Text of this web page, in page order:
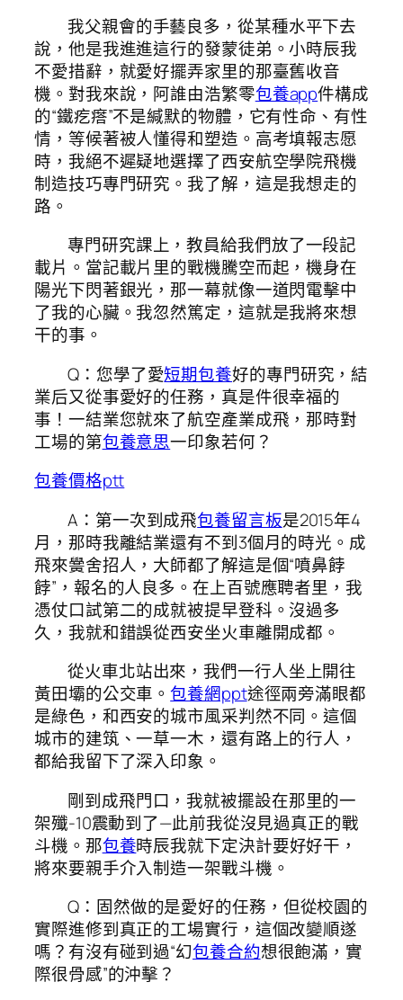
我父親會的手藝良多，從某種水平下去
說，他是我進進這行的發蒙徒弟。小時辰我
不愛措辭，就愛好擺弄家里的那臺舊收音
機。對我來說，阿誰由浩繁零包養app件構成
的“鐵疙瘩”不是緘默的物體，它有性命、有性
情，等候著被人懂得和塑造。高考填報志愿
時，我絕不遲疑地選擇了西安航空學院飛機
制造技巧專門研究。我了解，這是我想走的
路。
專門研究課上，教員給我們放了一段記
載片。當記載片里的戰機騰空而起，機身在
陽光下閃著銀光，那一幕就像一道閃電擊中
了我的心臟。我忽然篤定，這就是我將來想
干的事。
Q：您學了愛短期包養好的專門研究，結
業后又從事愛好的任務，真是件很幸福的
事！一結業您就來了航空產業成飛，那時對
工場的第包養意思一印象若何？
包養價格ptt
A：第一次到成飛包養留言板是2015年4
月，那時我離結業還有不到3個月的時光。成
飛來黌舍招人，大師都了解這是個“噴鼻餑
餑”，報名的人良多。在上百號應聘者里，我
憑仗口試第二的成就被提早登科。沒過多
久，我就和錯誤從西安坐火車離開成都。
從火車北站出來，我們一行人坐上開往
黃田壩的公交車。包養網ppt途徑兩旁滿眼都
是綠色，和西安的城市風采判然不同。這個
城市的建筑、一草一木，還有路上的行人，
都給我留下了深入印象。
剛到成飛門口，我就被擺設在那里的一
架殲-10震動到了—此前我從沒見過真正的戰
斗機。那包養時辰我就下定決計要好好干，
將來要親手介入制造一架戰斗機。
Q：固然做的是愛好的任務，但從校園的
實際進修到真正的工場實行，這個改變順遂
嗎？有沒有碰到過“幻包養合約想很飽滿，實
際很骨感”的沖擊？